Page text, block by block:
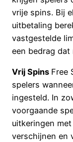
vrije spins. Bij
uitbetaling
vastgestelde
een bedrag
Vrij Spins Free
spelers
ingesteld. In
voorgaande
uitkeringen
verschijnen en